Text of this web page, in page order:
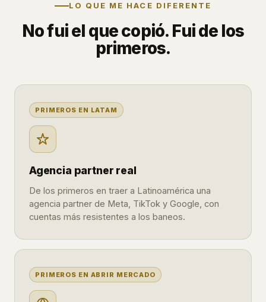
LO QUE ME HACE DIFERENTE
No fui el que copió. Fui de los
primeros.
PRIMEROS EN LATAM
Agencia partner real
De los primeros en traer a Latinoamérica una
agencia partner de Meta, TikTok y Google, con
cuentas más resistentes a los baneos.
PRIMEROS EN ABRIR MERCADO